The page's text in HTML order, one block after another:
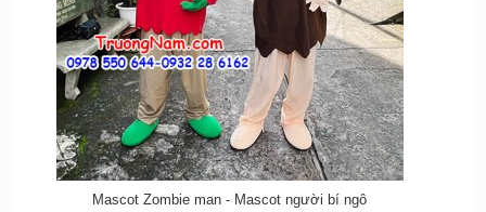
Mascot Zombie man - Mascot người bí ngô